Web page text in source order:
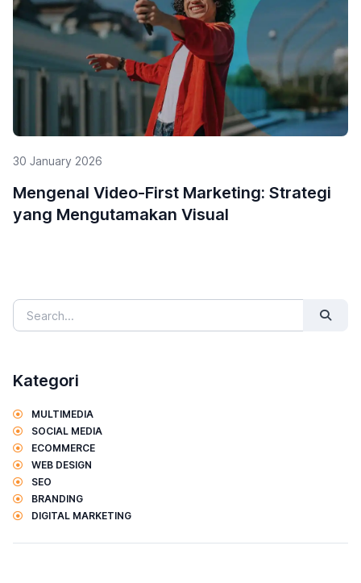
29 January 2026
Penting untuk UMKM
Kategori
MULTIMEDIA
SOCIAL MEDIA
ECOMMERCE
WEB DESIGN
SEO
BRANDING
DIGITAL MARKETING